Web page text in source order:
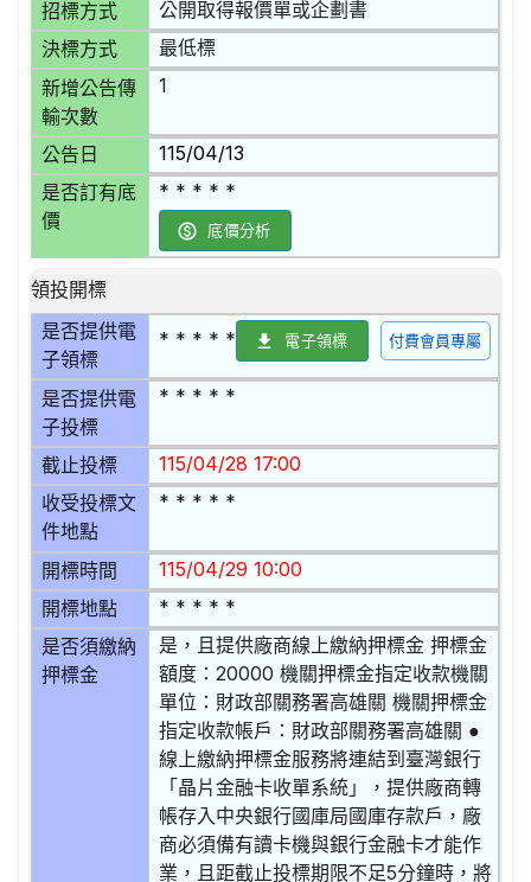
招標方式
公開取得報價單或企劃書
決標方式 最低標
新增公告傳
輸次數
1
公告日 115/04/13
是否訂有底
價
* * * * *
底價分析
領投開標
是否提供電
子領標
* * * * * 電子領標 付費會員專屬
是否提供電
子投標
* * * * *
截止投標 115/04/28 17:00
收受投標文
件地點
* * * * *
開標時間 115/04/29 10:00
開標地點 * * * * *
是否須繳納
押標金
是，且提供廠商線上繳納押標金 押標金
額度：20000 機關押標金指定收款機關
單位：財政部關務署高雄關 機關押標金
指定收款帳戶：財政部關務署高雄關 ●
線上繳納押標金服務將連結到臺灣銀行
「晶片金融卡收單系統」，提供廠商轉
帳存入中央銀行國庫局國庫存款戶，廠
商必須備有讀卡機與銀行金融卡才能作
業，且距截止投標期限不足5分鐘時，將